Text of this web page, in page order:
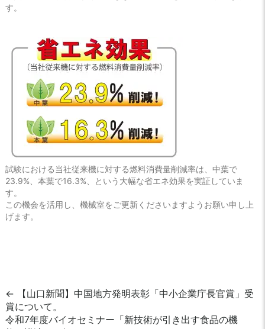
す。
試験における当社従来機に対する燃料消費量削減率は、中葉で
23.9%、本葉で16.3%、という大幅な省エネ効果を実証していま
す。
この機会を活用し、機械室をご更新くださいますようお願い申し上
げます。
投
稿
← 【山口新聞】中国地方発明表彰「中小企業庁長官賞」受
賞について。
令和7年度バイオセミナー「新技術が引き出す食品の機